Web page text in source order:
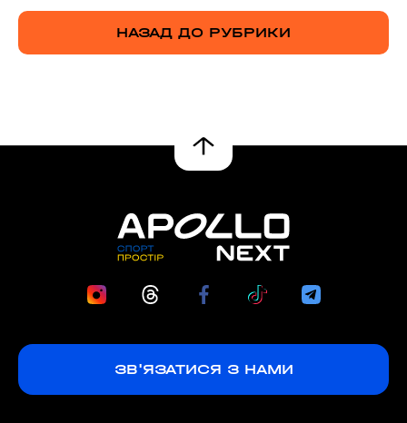
НАЗАД ДО РУБРИКИ
ЗВ'ЯЗАТИСЯ З НАМИ